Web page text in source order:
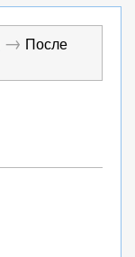
→ После